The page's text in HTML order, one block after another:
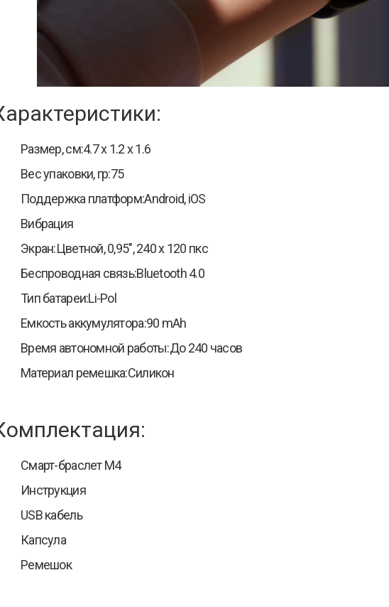
Размер, см:4.7 x 1.2 x 1.6
Вес упаковки, гр:75
Поддержка платформ:Android, iOS
Вибрация
Экран:Цветной, 0,95", 240 х 120 пкс
Беспроводная связь:Bluetooth 4.0
Тип батареи:Li-Pol
Емкость аккумулятора:90 mAh
Время автономной работы:До 240 часов
Материал ремешка:Силикон
Смарт-браслет М4
Инструкция
USB кабель
Капсула
Ремешок